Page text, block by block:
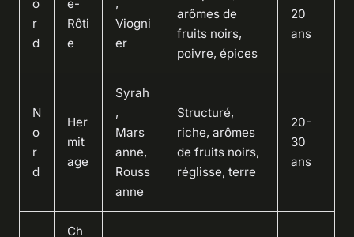
o
r
d
e-
Rôti
e
,
Viogni
er
arômes de
fruits noirs,
poivre, épices
20
ans
N
o
r
d
Her
mit
age
Syrah
,
Mars
anne,
Rouss
anne
Structuré,
riche, arômes
de fruits noirs,
réglisse, terre
20-
30
ans
Ch